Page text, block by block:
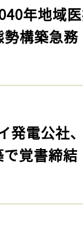
年地域
構築急務
発電公社
覚書締結